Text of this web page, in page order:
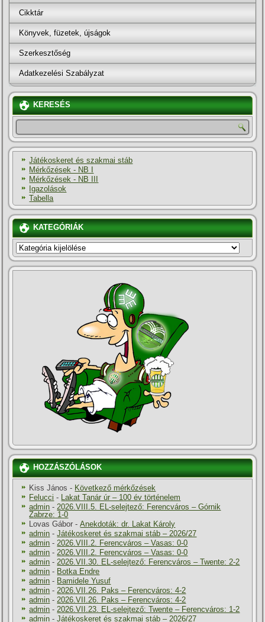
Cikktár
Könyvek, füzetek, újságok
Szerkesztőség
Adatkezelési Szabályzat
KERESÉS
Játékoskeret és szakmai stáb
Mérkőzések - NB I
Mérkőzések - NB III
Igazolások
Tabella
KATEGÓRIÁK
KATEGÓRIÁK
HOZZÁSZÓLÁSOK
Kiss János - Következő mérkőzések
Felucci - Lakat Tanár úr – 100 év történelem
admin - 2026.VIII.5. EL-selejtező: Ferencváros – Górnik
Zabrze: 1-0
Lovas Gábor -Anekdoták: dr. Lakat Károly
admin -Játékoskeret és szakmai stáb – 2026/27
admin - 2026.VIII.2. Ferencváros – Vasas: 0-0
admin - 2026.VIII.2. Ferencváros – Vasas: 0-0
admin - 2026.VII.30. EL-selejtező: Ferencváros – Twente: 2-2
admin - Botka Endre
admin - Bamidele Yusuf
admin - 2026.VII.26. Paks – Ferencváros: 4-2
admin - 2026.VII.26. Paks – Ferencváros: 4-2
admin - 2026.VII.23. EL-selejtező: Twente – Ferencváros: 1-2
admin -Játékoskeret és szakmai stáb – 2026/27